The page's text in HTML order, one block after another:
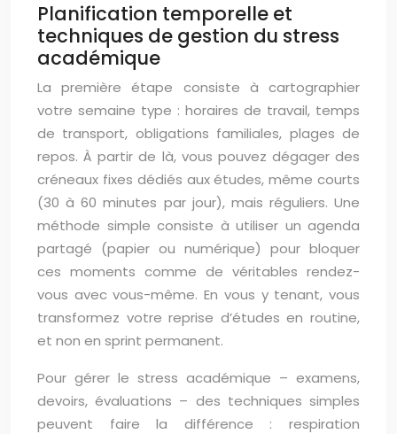
Planification temporelle et
techniques de gestion du stress
académique
La première étape consiste à cartographier
votre semaine type : horaires de travail, temps
de transport, obligations familiales, plages de
repos. À partir de là, vous pouvez dégager des
créneaux fixes dédiés aux études, même courts
(30 à 60 minutes par jour), mais réguliers. Une
méthode simple consiste à utiliser un agenda
partagé (papier ou numérique) pour bloquer
ces moments comme de véritables rendez-
vous avec vous-même. En vous y tenant, vous
transformez votre reprise d’études en routine,
et non en sprint permanent.
Pour gérer le stress académique – examens,
devoirs, évaluations – des techniques simples
peuvent faire la différence : respiration